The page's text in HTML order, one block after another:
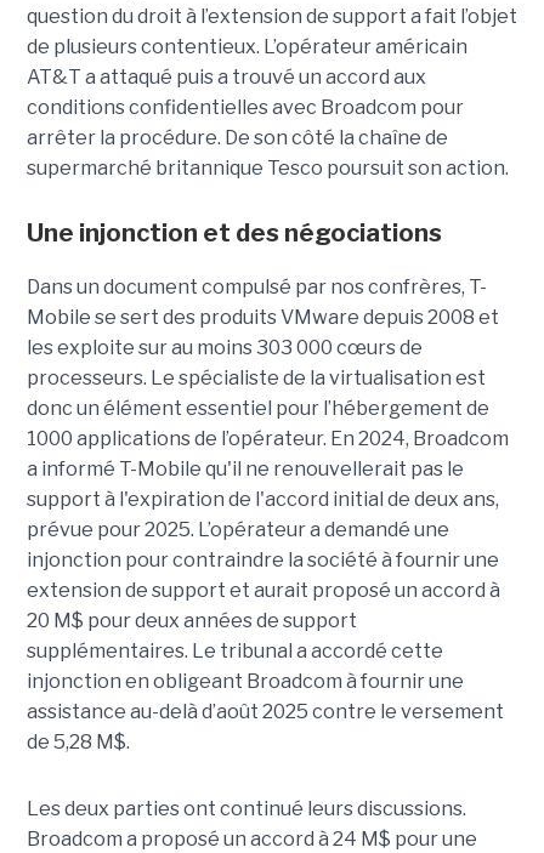
question du droit à l’extension de support a fait l’objet
de plusieurs contentieux. L’opérateur américain
AT&T a attaqué puis a trouvé un accord aux
conditions confidentielles avec Broadcom pour
arrêter la procédure. De son côté la chaîne de
supermarché britannique Tesco poursuit son action.
Une injonction et des négociations
Dans un document compulsé par nos confrères, T-
Mobile se sert des produits VMware depuis 2008 et
les exploite sur au moins 303 000 cœurs de
processeurs. Le spécialiste de la virtualisation est
donc un élément essentiel pour l’hébergement de
1000 applications de l’opérateur. En 2024, Broadcom
a informé T-Mobile qu'il ne renouvellerait pas le
support à l'expiration de l'accord initial de deux ans,
prévue pour 2025. L’opérateur a demandé une
injonction pour contraindre la société à fournir une
extension de support et aurait proposé un accord à
20 M$ pour deux années de support
supplémentaires. Le tribunal a accordé cette
injonction en obligeant Broadcom à fournir une
assistance au-delà d’août 2025 contre le versement
de 5,28 M$.
Les deux parties ont continué leurs discussions.
Broadcom a proposé un accord à 24 M$ pour une